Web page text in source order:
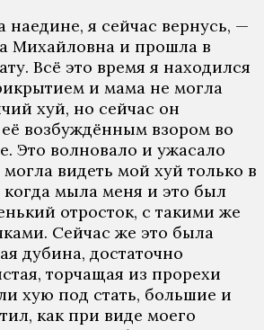
наедине, я сейчас вернусь, —
Михайловна и прошла в
Всё это время я находился
и мама не могла
хуй, но сейчас он
возбуждённым взором во
Это волновало и ужасало
видеть мой хуй только в
когда мыла меня и это был
отросток, с такими же
Сейчас же это была
дубина, достаточно
торчащая из прорехи
хую под стать, большие и
как при виде моего